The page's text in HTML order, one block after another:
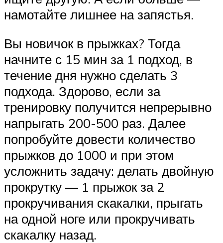
намотайте лишнее на запястья.
Вы новичок в прыжках? Тогда
начните с 15 мин за 1 подход, в
течение дня нужно сделать 3
подхода. Здорово, если за
тренировку получится непрерывно
напрыгать 200-500 раз. Далее
попробуйте довести количество
прыжков до 1000 и при этом
усложнить задачу: делать двойную
прокрутку — 1 прыжок за 2
прокручивания скакалки, прыгать
на одной ноге или прокручивать
скакалку назад.